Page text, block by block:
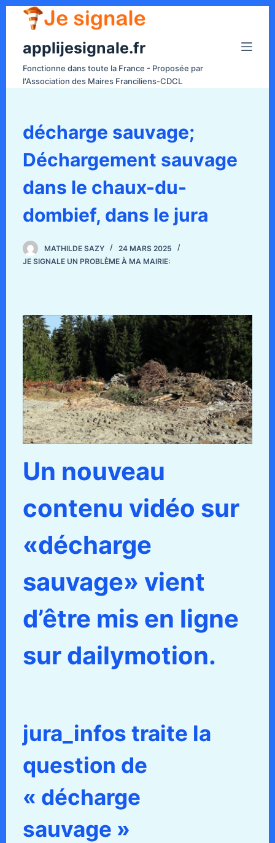
applijesignale.fr
Fonctionne dans toute la France - Proposée par
l'Association des Maires Franciliens-CDCL
décharge sauvage;
Déchargement sauvage
dans le chaux-du-
dombief, dans le jura
MATHILDE SAZY
24 MARS 2025
JE SIGNALE UN PROBLÈME À MA MAIRIE:
Un nouveau
contenu vidéo sur
«décharge
sauvage» vient
d’être mis en ligne
sur dailymotion.
jura_infos traite la
question de
« décharge
sauvage »